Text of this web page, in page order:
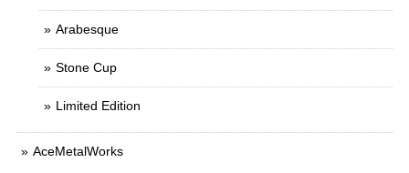
Arabesque
Stone Cup
Limited Edition
AceMetalWorks